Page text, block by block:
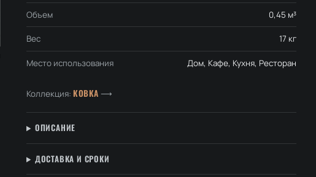
Объем 0,45 м³
Вес 17 кг
Место использования Дом, Кафе, Кухня, Ресторан
Коллекция: КОВКА ⟶
ОПИСАНИЕ
ДОСТАВКА И СРОКИ